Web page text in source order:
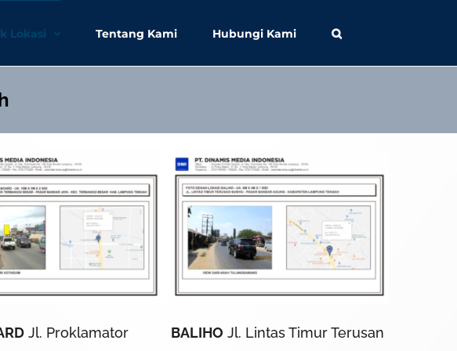
Lokasi Tentang Kami Hubungi Kami
Jl. Proklamator
BALIHO Jl. Lintas Timur Terusan